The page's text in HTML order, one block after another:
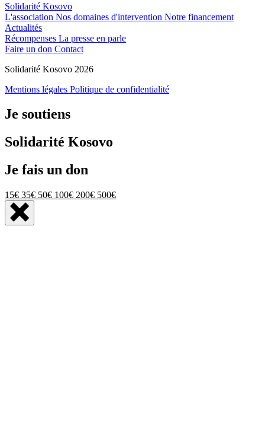
Solidarité Kosovo
L'association Nos domaines d'intervention Notre financement
Actualités
Récompenses La presse en parle
Faire un don Contact
Solidarité Kosovo 2026
Mentions légales Politique de confidentialité
Je soutiens
Solidarité Kosovo
Je fais un don
15€ 35€ 50€ 100€ 200€ 500€